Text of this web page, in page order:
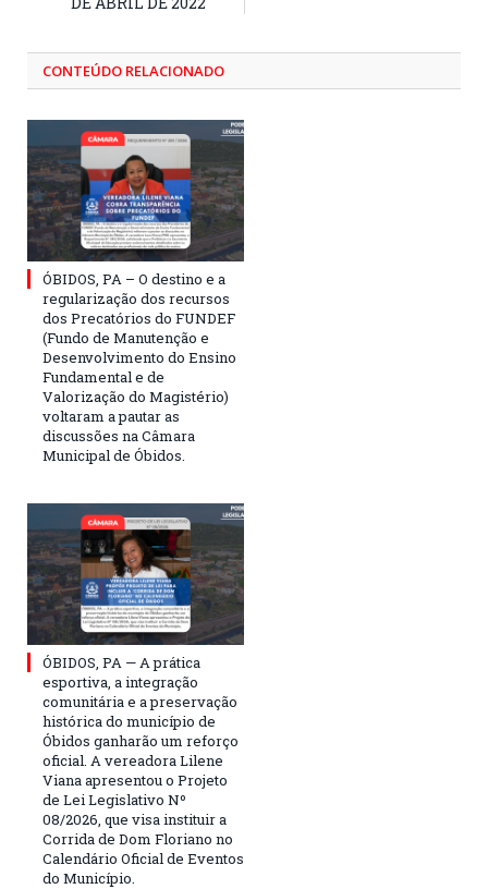
CONTEÚDO RELACIONADO
ÓBIDOS, PA – O destino e a
regularização dos recursos
dos Precatórios do FUNDEF
(Fundo de Manutenção e
Desenvolvimento do Ensino
Fundamental e de
Valorização do Magistério)
voltaram a pautar as
discussões na Câmara
Municipal de Óbidos.
ÓBIDOS, PA — A prática
esportiva, a integração
comunitária e a preservação
histórica do município de
Óbidos ganharão um reforço
oficial. A vereadora Lilene
Viana apresentou o Projeto
de Lei Legislativo Nº
08/2026, que visa instituir a
Corrida de Dom Floriano no
Calendário Oficial de Eventos
do Município.